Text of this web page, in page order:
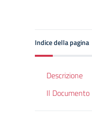
Indice della pagina
Descrizione
Il Documento